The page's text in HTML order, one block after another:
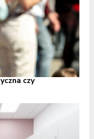
czy